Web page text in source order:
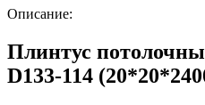
Описание:
Плинтус
D133-114